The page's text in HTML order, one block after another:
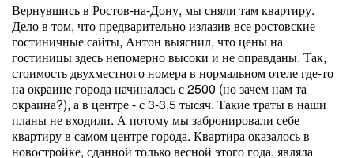
Вернувшись в Ростов-на-Дону, мы сняли там квартиру.
Дело в том, что предварительно излазив все ростовские
гостиничные сайты, Антон выяснил, что цены на
гостиницы здесь непомерно высоки и не оправданы. Так,
стоимость двухместного номера в нормальном отеле где-то
на окраине города начиналась с 2500 (но зачем нам та
окраина?), а в центре - с 3-3,5 тысяч. Такие траты в наши
планы не входили. А потому мы забронировали себе
квартиру в самом центре города. Квартира оказалось в
новостройке, сданной только весной этого года, являла